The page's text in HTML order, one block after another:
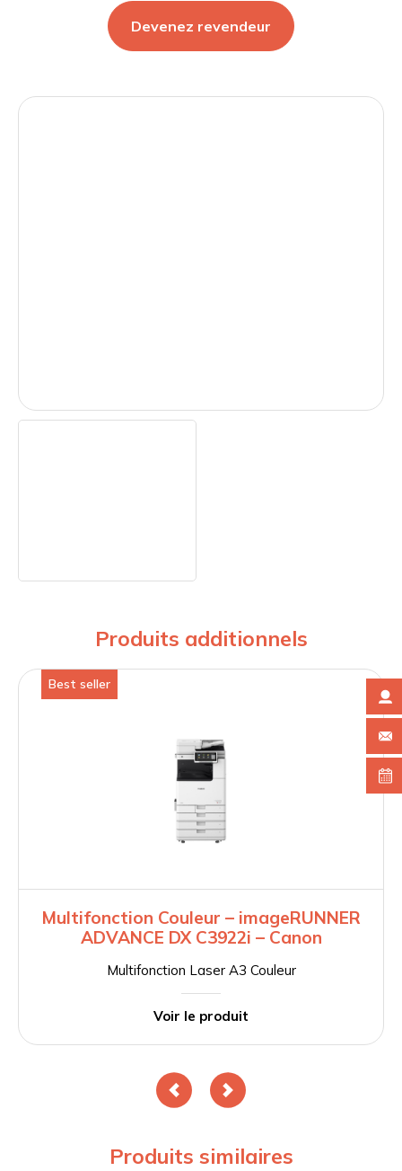
Devenez revendeur
Produits additionnels
Best seller
Multifonction Couleur – imageRUNNER
ADVANCE DX C3922i – Canon
Multifonction Laser A3 Couleur
Voir le produit
Produits similaires